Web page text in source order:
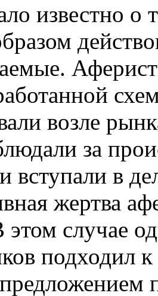
известно о
возле
за
вступали в
жертва
этом случае
подходил